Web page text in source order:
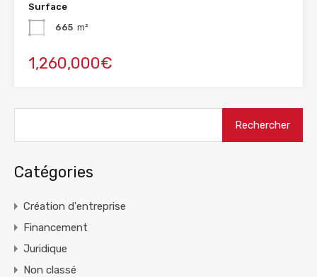
Surface
665 m²
1,260,000€
Catégories
Création d'entreprise
Financement
Juridique
Non classé